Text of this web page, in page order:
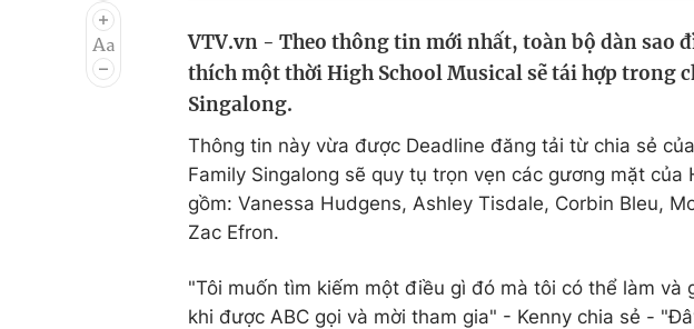
Điện ảnh
Âm nhạc
Làm đẹp
Học trực
VTV.vn - Theo thông tin mới nhất, toàn bộ dàn sao
thích một thời High School Musical sẽ tái hợp trong
Singalong.
Thông tin này vừa được Deadline đăng tải từ chia sẻ
Family Singalong sẽ quy tụ trọn vẹn các gương mặt của
gồm: Vanessa Hudgens, Ashley Tisdale, Corbin Bleu,
Zac Efron.
"Tôi muốn tìm kiếm một điều gì đó mà tôi có thể làm và
khi được ABC gọi và mời tham gia" - Kenny chia sẻ -